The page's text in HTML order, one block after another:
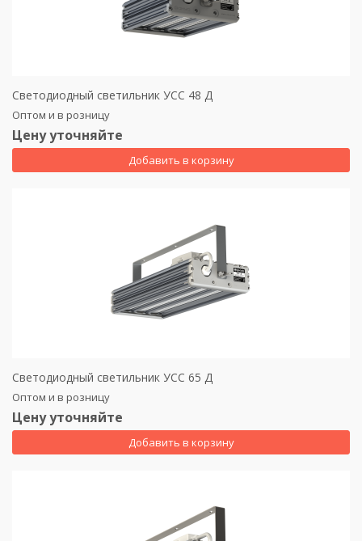
Светодиодный светильник УСС 48 Д
Оптом и в розницу
Цену уточняйте
Добавить в корзину
Светодиодный светильник УСС 65 Д
Оптом и в розницу
Цену уточняйте
Добавить в корзину